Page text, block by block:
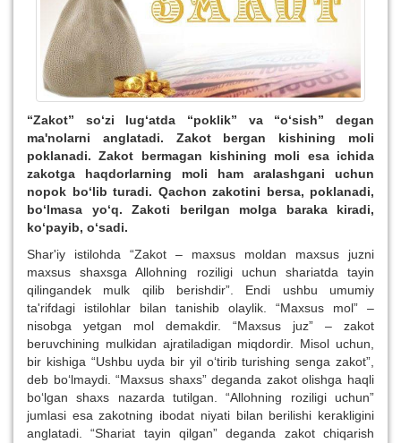
“Zakot” so‘zi lug‘atda “poklik” va “o‘sish” degan
ma'nolarni anglatadi. Zakot bergan kishining moli
poklanadi. Zakot bermagan kishining moli esa ichida
zakotga haqdorlarning moli ham aralashgani uchun
nopok bo‘lib turadi. Qachon zakotini bersa, poklanadi,
bo‘lmasa yo‘q. Zakoti berilgan molga baraka kiradi,
ko‘payib, o‘sadi.
Shar'iy istilohda “Zakot – maxsus moldan maxsus juzni
maxsus shaxsga Allohning roziligi uchun shariatda tayin
qilingandek mulk qilib berishdir”. Endi ushbu umumiy
ta'rifdagi istilohlar bilan tanishib olaylik. “Maxsus mol” –
nisobga yetgan mol demakdir. “Maxsus juz” – zakot
beruvchining mulkidan ajratiladigan miqdordir. Misol uchun,
bir kishiga “Ushbu uyda bir yil o‘tirib turishing senga zakot”,
deb bo‘lmaydi. “Maxsus shaxs” deganda zakot olishga haqli
bo‘lgan shaxs nazarda tutilgan. “Allohning roziligi uchun”
jumlasi esa zakotning ibodat niyati bilan berilishi kerakligini
anglatadi. “Shariat tayin qilgan” deganda zakot chiqarish